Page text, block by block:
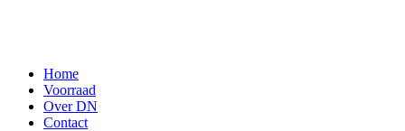
Home
Voorraad
Over DN
Contact